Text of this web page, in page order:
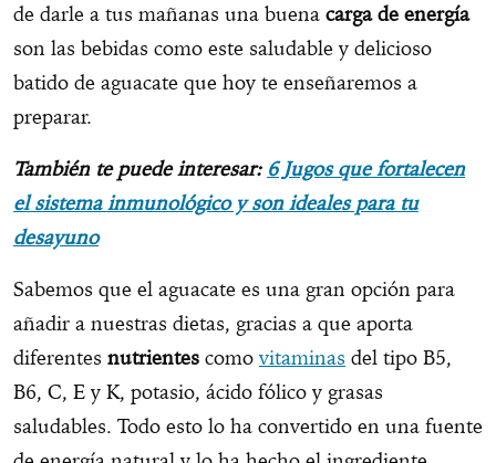
de darle a tus mañanas una buena carga de energía
son las bebidas como este saludable y delicioso
batido de aguacate que hoy te enseñaremos a
preparar.
También te puede interesar: 6 Jugos que fortalecen
el sistema inmunológico y son ideales para tu
desayuno
Sabemos que el aguacate es una gran opción para
añadir a nuestras dietas, gracias a que aporta
diferentes nutrientes como vitaminas del tipo B5,
B6, C, E y K, potasio, ácido fólico y grasas
saludables. Todo esto lo ha convertido en una fuente